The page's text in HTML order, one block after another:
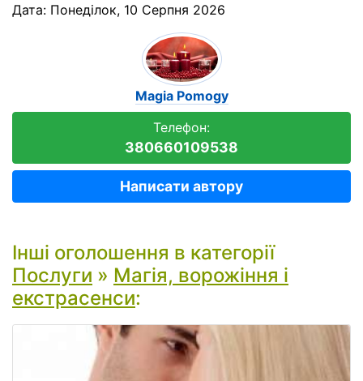
Дата: Понеділок, 10 Серпня 2026
Magia Pomogy
Телефон:
380660109538
Написати автору
Інші оголошення в категорії
Послуги » Магія, ворожіння і
екстрасенси: